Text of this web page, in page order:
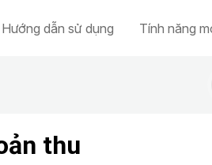
Hướng dẫn sử dụng Tính năng
thu